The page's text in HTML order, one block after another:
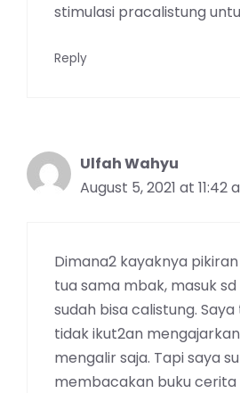
stimulasi pracalistung
Reply
Ulfah Wahyu
August 5, 2021 at 11:42
Dimana2 kayaknya
tua sama mbak, masuk
sudah bisa calistung.
tidak ikut2an
mengalir saja. Tapi saya
membacakan buku cerita